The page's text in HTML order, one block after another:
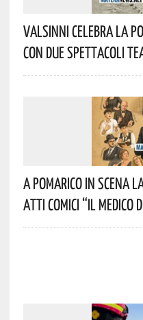
Valsinni Celebra La
Con Due Spettacoli
A Pomarico In Scena
Atti Comici “Il Medico